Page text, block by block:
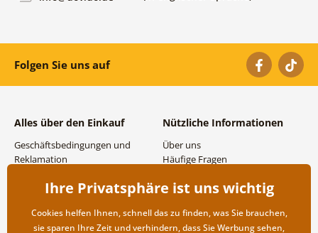
Folgen Sie uns auf
Alles über den Einkauf
Geschäftsbedingungen und
Reklamation
Versand- und
Rücksendung der Ware
Nützliche Informationen
Über uns
Häufige Fragen
Großhandel und
Ihre Privatsphäre ist uns wichtig
Cookies helfen Ihnen, schnell das zu finden, was Sie brauchen,
sie sparen Ihre Zeit und verhindern, dass Sie Werbung sehen,